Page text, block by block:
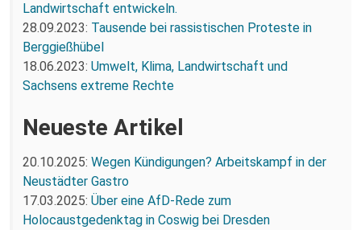
Landwirtschaft entwickeln.
28.09.2023: Tausende bei rassistischen Proteste in
Berggießhübel
18.06.2023: Umwelt, Klima, Landwirtschaft und
Sachsens extreme Rechte
Neueste Artikel
20.10.2025: Wegen Kündigungen? Arbeitskampf in der
Neustädter Gastro
17.03.2025: Über eine AfD-Rede zum
Holocaustgedenktag in Coswig bei Dresden